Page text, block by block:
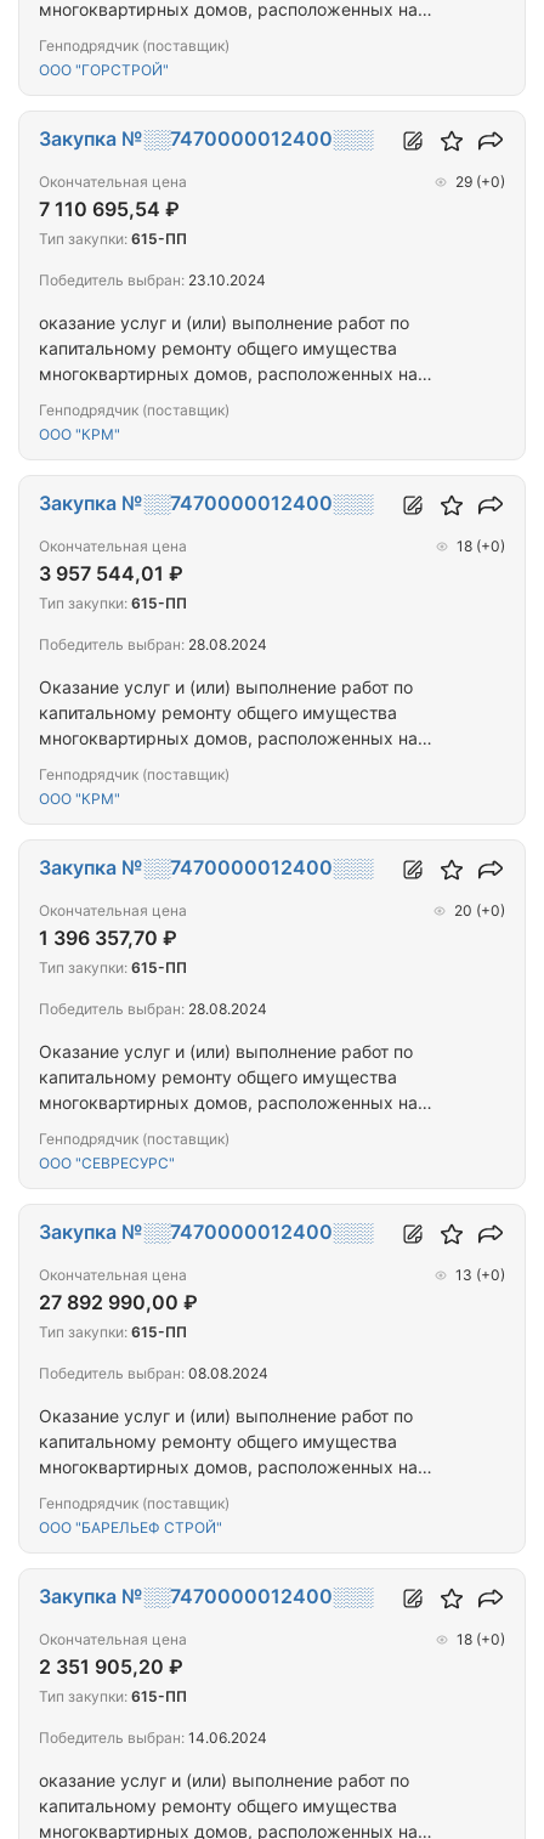
многоквартирных домов, расположенных на
Генподрядчик (поставщик)
ООО "ГОРСТРОЙ"
оказание услуг и (или) выполнение работ по
капитальному ремонту общего имущества
многоквартирных домов, расположенных на
Генподрядчик (поставщик)
ООО "КРМ"
Закупка №░░7470000012400░░░
Окончательная цена
7 110 695,54 ₽
29 (+0)
Тип закупки: 615-ПП
Победитель выбран: 23.10.2024
Оказание услуг и (или) выполнение работ по
капитальному ремонту общего имущества
многоквартирных домов, расположенных на
Генподрядчик (поставщик)
ООО "КРМ"
Закупка №░░7470000012400░░░
Окончательная цена
3 957 544,01 ₽
18 (+0)
Тип закупки: 615-ПП
Победитель выбран: 28.08.2024
Оказание услуг и (или) выполнение работ по
капитальному ремонту общего имущества
многоквартирных домов, расположенных на
Генподрядчик (поставщик)
ООО "СЕВРЕСУРС"
Закупка №░░7470000012400░░░
Окончательная цена
1 396 357,70 ₽
20 (+0)
Тип закупки: 615-ПП
Победитель выбран: 28.08.2024
Оказание услуг и (или) выполнение работ по
капитальному ремонту общего имущества
многоквартирных домов, расположенных на
Генподрядчик (поставщик)
ООО "БАРЕЛЬЕФ СТРОЙ"
Закупка №░░7470000012400░░░
Окончательная цена
27 892 990,00 ₽
13 (+0)
Тип закупки: 615-ПП
Победитель выбран: 08.08.2024
оказание услуг и (или) выполнение работ по
капитальному ремонту общего имущества
многоквартирных домов, расположенных на
Закупка №░░7470000012400░░░
Окончательная цена
2 351 905,20 ₽
18 (+0)
Тип закупки: 615-ПП
Победитель выбран: 14.06.2024